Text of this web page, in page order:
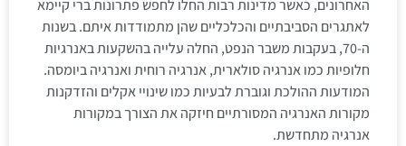
האחרונים, כאשר מדינות רבות החלו לחפש פתרונות ברי קיימא
לאתגרים הסביבתיים והכלכליים שהן מתמודדות איתם. בשנות
ה-70, בעקבות משבר הנפט, החלה עלייה בהשקעות באנרגיות
חלופיות כמו אנרגיה סולארית, אנרגיה רוחית ואנרגיה ביומסה.
המודעות ההולכת וגוברת לבעיות כמו שינויי אקלים והזדקנות
מקורות האנרגיה המסורתיים חיזקה את הצורך במקורות
אנרגיה מתחדשת.